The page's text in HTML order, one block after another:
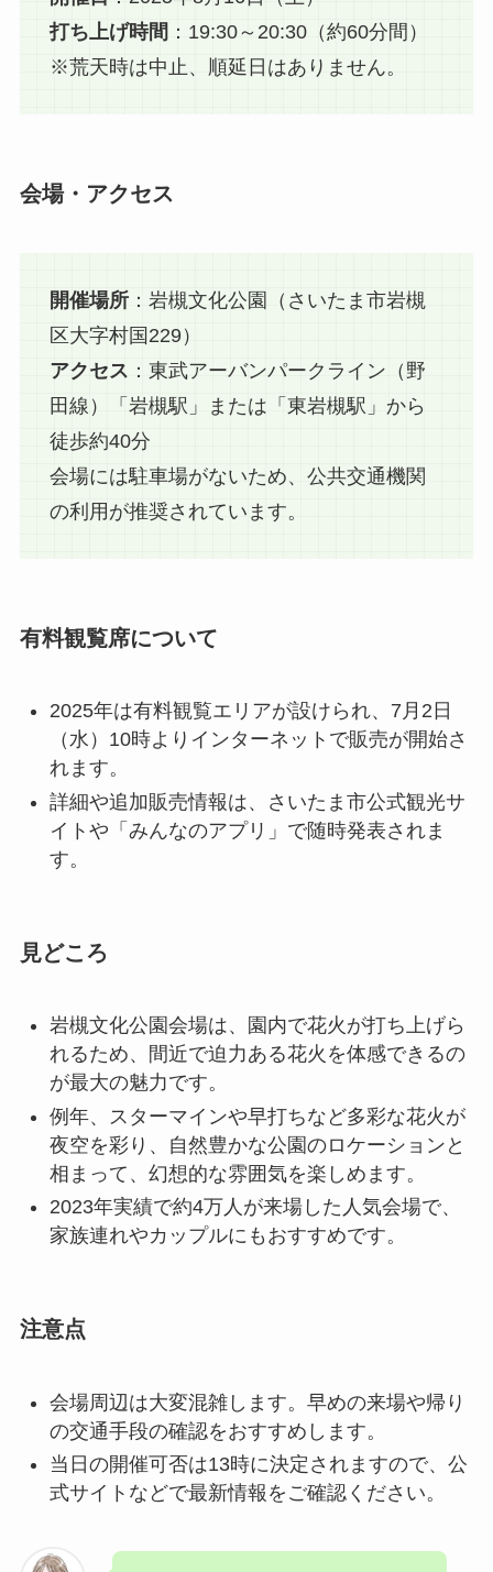
打ち上げ時間 ：19:30～20:30（約60分間）
※荒天時は中止、順延日はありません。
会場・アクセス
開催場所：岩槻文化公園（さいたま市岩槻
区大字村国229）
アクセス ：東武アーバンパークライン（野
田線）「岩槻駅」または「東岩槻駅」から
徒歩約40分
会場には駐車場がないため、公共交通機関
の利用が推奨されています。
有料観覧席について
2025年は有料観覧エリアが設けられ、7月2日
（水）10時よりインターネットで販売が開始さ
れます。
詳細や追加販売情報は、さいたま市公式観光サ
イトや「みんなのアプリ」で随時発表されま
す。
見どころ
岩槻文化公園会場は、園内で花火が打ち上げら
れるため、間近で迫力ある花火を体感できるの
が最大の魅力です。
例年、スターマインや早打ちなど多彩な花火が
夜空を彩り、自然豊かな公園のロケーションと
相まって、幻想的な雰囲気を楽しめます。
2023年実績で約4万人が来場した人気会場で、
家族連れやカップルにもおすすめです。
注意点
会場周辺は大変混雑します。早めの来場や帰り
の交通手段の確認をおすすめします。
当日の開催可否は13時に決定されますので、公
式サイトなどで最新情報をご確認ください。